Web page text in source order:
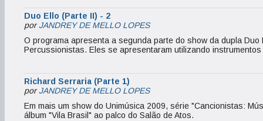
Duo Ello (Parte II) - 2
porJANDREY DE MELLO LOPES
O programa apresenta a segunda parte do show da dupla
Percussionistas. Eles se apresentaram utilizando
Richard Serraria (Parte 1)
porJANDREY DE MELLO LOPES
Em mais um show do Unimúsica 2009, série "Cancionistas:
álbum "Vila Brasil" ao palco do Salão de Atos.